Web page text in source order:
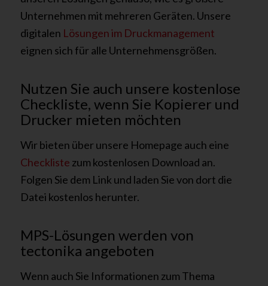
Unternehmen mit mehreren Geräten. Unsere
digitalen Lösungen im Druckmanagement
eignen sich für alle Unternehmensgrößen.
Nutzen Sie auch unsere kostenlose
Checkliste, wenn Sie Kopierer und
Drucker mieten möchten
Wir bieten über unsere Homepage auch eine
Checkliste zum kostenlosen Download an.
Folgen Sie dem Link und laden Sie von dort die
Datei kostenlos herunter.
MPS-Lösungen werden von
tectonika angeboten
Wenn auch Sie Informationen zum Thema